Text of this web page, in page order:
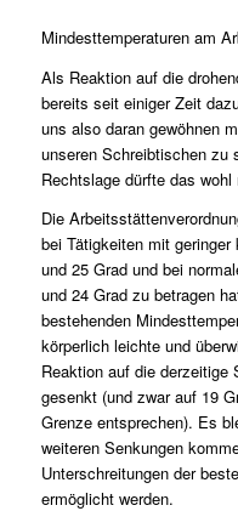
Mindesttemperaturen am
Als Reaktion auf die
bereits seit einiger Zeit
uns also daran gewöhnen
unseren Schreibtischen zu
Rechtslage dürfte das
Die
bei Tätigkeiten mit
und 25 Grad und bei
und 24 Grad zu betragen
bestehenden
körperlich leichte und
Reaktion auf die
gesenkt (und zwar auf 19
Grenze entsprechen). Es
weiteren Senkungen
Unterschreitungen der
ermöglicht werden.